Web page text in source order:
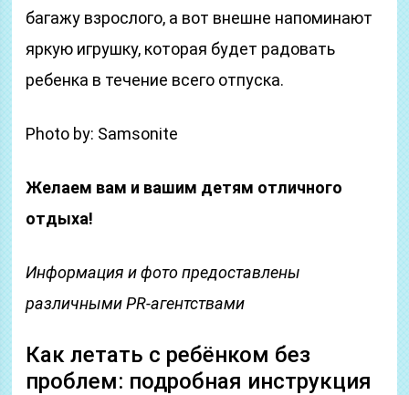
багажу взрослого, а вот внешне напоминают
яркую игрушку, которая будет радовать
ребенка в течение всего отпуска.
Photo by: Samsonite
Желаем вам и вашим детям отличного
отдыха!
Информация и фото предоставлены
различными PR-агентствами
Как летать с ребёнком без
проблем: подробная инструкция